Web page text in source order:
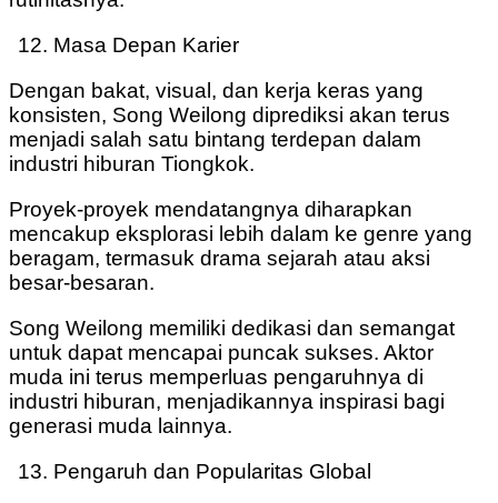
Masa Depan Karier
Dengan bakat, visual, dan kerja keras yang
konsisten, Song Weilong diprediksi akan terus
menjadi salah satu bintang terdepan dalam
industri hiburan Tiongkok.
Proyek-proyek mendatangnya diharapkan
mencakup eksplorasi lebih dalam ke genre yang
beragam, termasuk drama sejarah atau aksi
besar-besaran.
Song Weilong memiliki dedikasi dan semangat
untuk dapat mencapai puncak sukses. Aktor
muda ini terus memperluas pengaruhnya di
industri hiburan, menjadikannya inspirasi bagi
generasi muda lainnya.
Pengaruh dan Popularitas Global